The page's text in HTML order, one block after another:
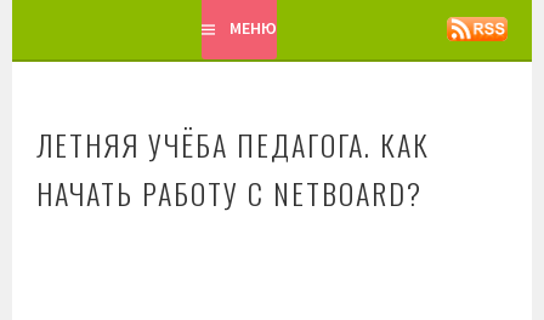
МЕНЮ
ЛЕТНЯЯ УЧЁБА ПЕДАГОГА. КАК
НАЧАТЬ РАБОТУ С NETBOARD?